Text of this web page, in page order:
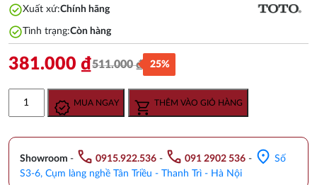
check_circleXuất xứ:Chính hãng
check_circleTình trạng:Còn hàng
511.000₫
Giá
gốc
là:
381.000 ₫
Giá
hiện
tại
381.000 ₫.
25%
YRH408V
lượng
MUA NGAY THÊM VÀO GIỎ HÀNG
Showroom - call 0915.922.536 - call 091 2902 536 - location_on Số
S3-6, Cụm làng nghề Tân Triều - Thanh Trì - Hà Nội